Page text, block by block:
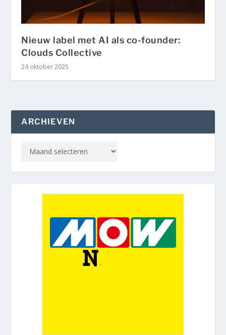
Nieuw label met AI als co-founder:
Clouds Collective
24 oktober 2025
ARCHIEVEN